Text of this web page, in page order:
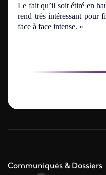
Le fait qu’il soit étiré en
rend très intéressant pour
face à face intense. »
Communiqués & Dossiers